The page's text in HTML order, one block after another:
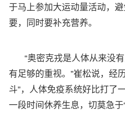
于马上参加大运动量活动，
要，同时要补充营养。
“奥密克戎是人体从来没
有足够的重视。”崔松说，经
斗”，人体免疫系统好比打了
一段时间休养生息，切莫急于